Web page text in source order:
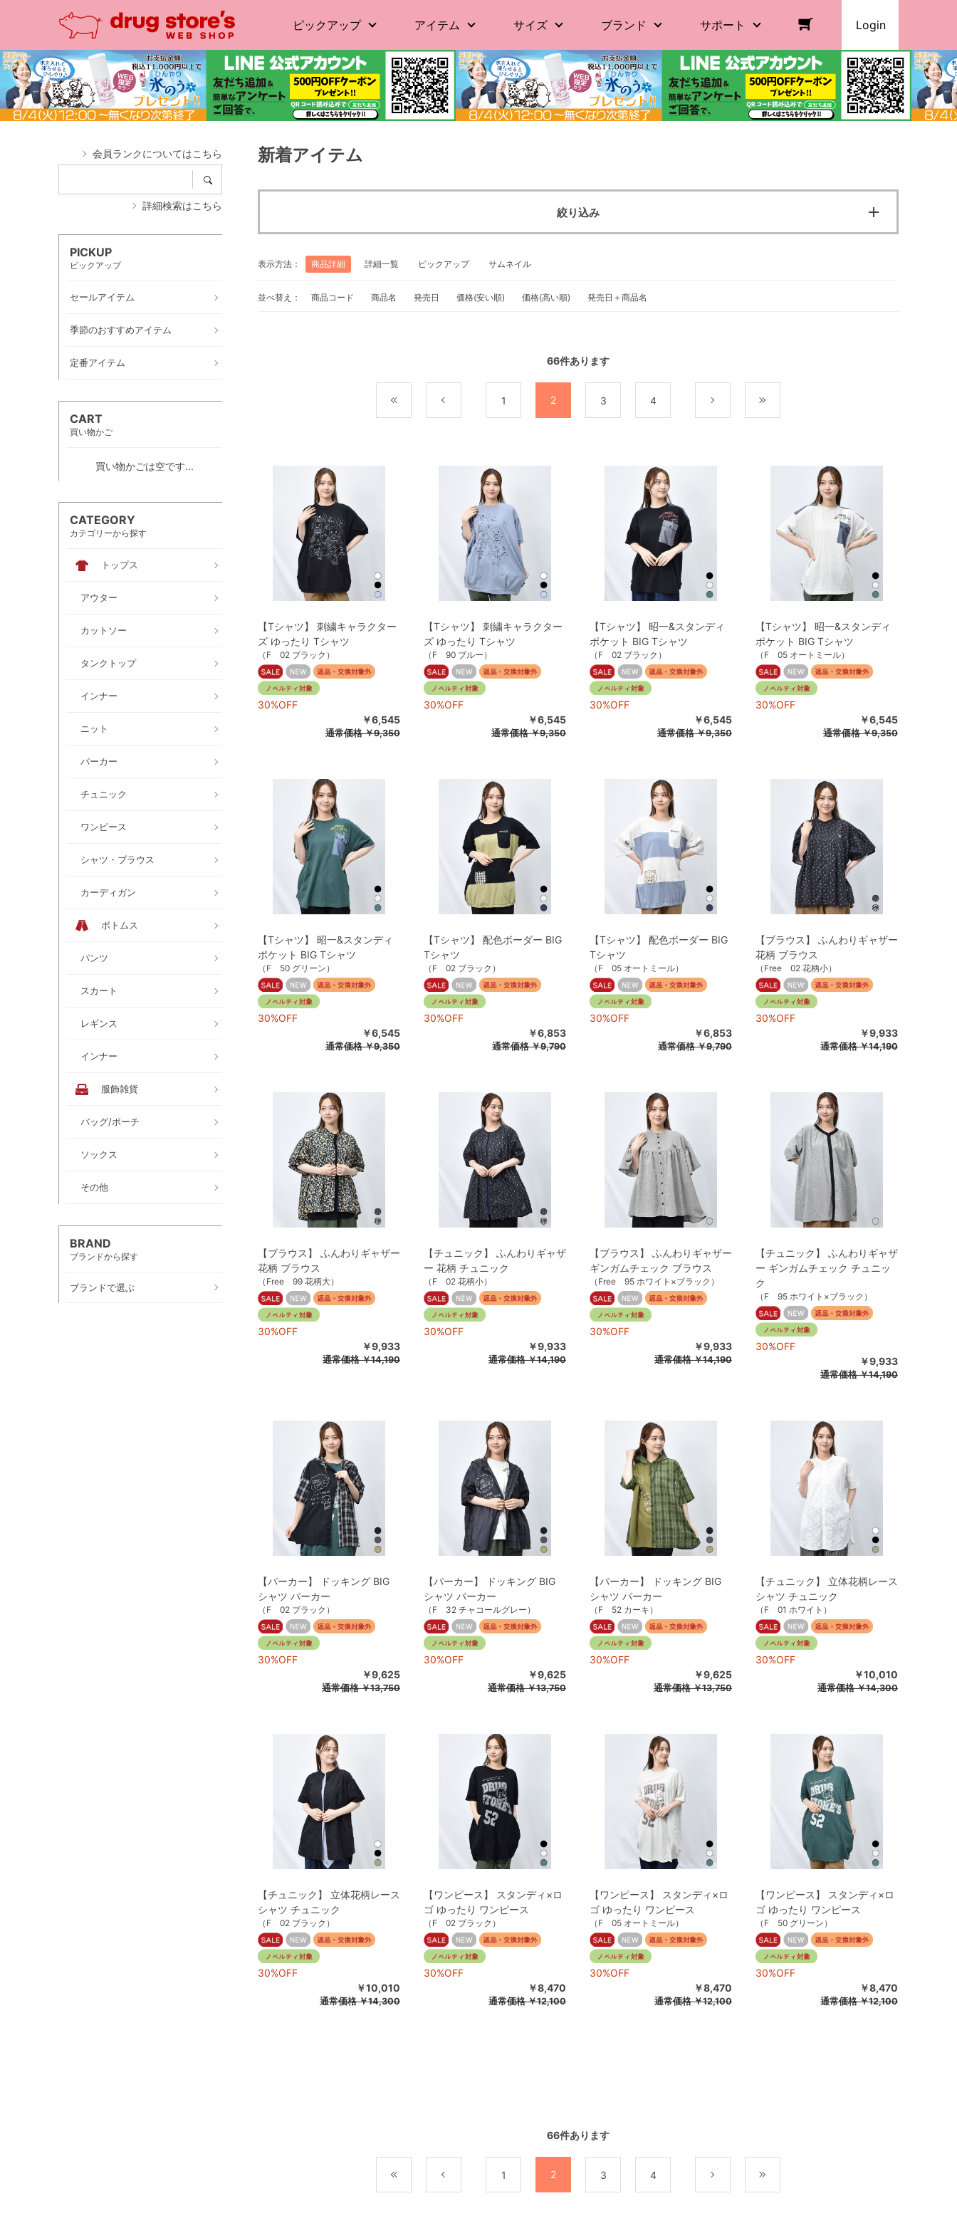
ピックアップ アイテム サイズ ブランド サポート Login
会員ランクについてはこちら
詳細検索はこちら
PICKUP
ピックアップ
セールアイテム
季節のおすすめアイテム
定番アイテム
CART
買い物かご
買い物かごは空です...
CATEGORY
カテゴリーから探す
トップス
アウター
カットソー
タンクトップ
インナー
ニット
パーカー
チュニック
ワンピース
シャツ・ブラウス
カーディガン
ボトムス
パンツ
スカート
レギンス
インナー
服飾雑貨
バッグ/ポーチ
ソックス
その他
BRAND
ブランドから探す
ブランドで選ぶ
新着アイテム
絞り込み
表示方法： 商品詳細 詳細一覧 ピックアップ サムネイル
並べ替え： 商品コード 商品名 発売日 価格(安い順) 価格(高い順) 発売日＋商品名
66件あります
1 2 3 4
【Tシャツ】 刺繍キャラクター
ズ ゆったり Tシャツ
（F 02 ブラック）
30%OFF
￥6,545
通常価格￥9,350
【Tシャツ】 刺繍キャラクター
ズ ゆったり Tシャツ
（F 90 ブルー）
30%OFF
￥6,545
通常価格￥9,350
【Tシャツ】 昭一&スタンディ
ポケット BIG Tシャツ
（F 02 ブラック）
30%OFF
￥6,545
通常価格￥9,350
【Tシャツ】 昭一&スタンディ
ポケット BIG Tシャツ
（F 05 オートミール）
30%OFF
￥6,545
通常価格￥9,350
【Tシャツ】 昭一&スタンディ
ポケット BIG Tシャツ
（F 50 グリーン）
30%OFF
￥6,545
通常価格￥9,350
【Tシャツ】 配色ボーダー BIG
Tシャツ
（F 02 ブラック）
30%OFF
￥6,853
通常価格￥9,790
【Tシャツ】 配色ボーダー BIG
Tシャツ
（F 05 オートミール）
30%OFF
￥6,853
通常価格￥9,790
【ブラウス】 ふんわりギャザー
花柄 ブラウス
（Free 02 花柄小）
30%OFF
￥9,933
通常価格￥14,190
【ブラウス】 ふんわりギャザー
花柄 ブラウス
（Free 99 花柄大）
30%OFF
￥9,933
通常価格￥14,190
【チュニック】 ふんわりギャザ
ー 花柄 チュニック
（F 02 花柄小）
30%OFF
￥9,933
通常価格￥14,190
【ブラウス】 ふんわりギャザー
ギンガムチェック ブラウス
（Free 95 ホワイト×ブラック）
30%OFF
￥9,933
通常価格￥14,190
【チュニック】 ふんわりギャザ
ー ギンガムチェック チュニッ
ク
（F 95 ホワイト×ブラック）
30%OFF
￥9,933
通常価格￥14,190
【パーカー】 ドッキング BIG
シャツ パーカー
（F 02 ブラック）
30%OFF
￥9,625
通常価格￥13,750
【パーカー】 ドッキング BIG
シャツ パーカー
（F 32 チャコールグレー）
30%OFF
￥9,625
通常価格￥13,750
【パーカー】 ドッキング BIG
シャツ パーカー
（F 52 カーキ）
30%OFF
￥9,625
通常価格￥13,750
【チュニック】 立体花柄レース
シャツ チュニック
（F 01 ホワイト）
30%OFF
￥10,010
通常価格￥14,300
【チュニック】 立体花柄レース
シャツ チュニック
（F 02 ブラック）
30%OFF
￥10,010
通常価格￥14,300
【ワンピース】 スタンディ×ロ
ゴ ゆったり ワンピース
（F 02 ブラック）
30%OFF
￥8,470
通常価格￥12,100
【ワンピース】 スタンディ×ロ
ゴ ゆったり ワンピース
（F 05 オートミール）
30%OFF
￥8,470
通常価格￥12,100
【ワンピース】 スタンディ×ロ
ゴ ゆったり ワンピース
（F 50 グリーン）
30%OFF
￥8,470
通常価格￥12,100
66件あります
1 2 3 4